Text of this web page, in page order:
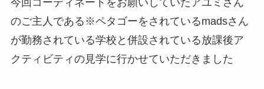
のご主人である※ペタゴーをされているmadsさん
が勤務されている学校と併設されている放課後ア
クティビティの見学に行かせていただきました